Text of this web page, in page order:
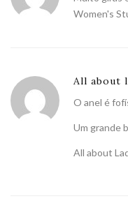
Women's
All about
O anel é
Um grande
All about